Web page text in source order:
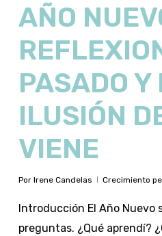
AÑO
PASADO Y
ILUSIÓN
VIENE
Por Irene Candelas Crecimiento
Introducción El Año Nuevo
preguntas. ¿Qué aprendí?